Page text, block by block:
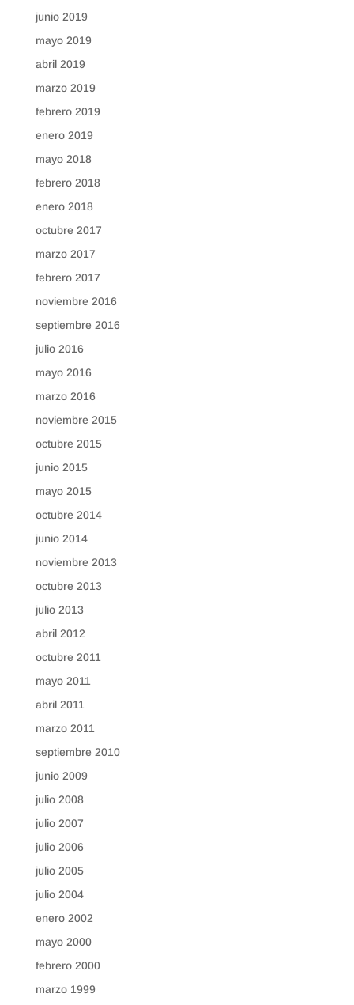
junio 2019
mayo 2019
abril 2019
marzo 2019
febrero 2019
enero 2019
mayo 2018
febrero 2018
enero 2018
octubre 2017
marzo 2017
febrero 2017
noviembre 2016
septiembre 2016
julio 2016
mayo 2016
marzo 2016
noviembre 2015
octubre 2015
junio 2015
mayo 2015
octubre 2014
junio 2014
noviembre 2013
octubre 2013
julio 2013
abril 2012
octubre 2011
mayo 2011
abril 2011
marzo 2011
septiembre 2010
junio 2009
julio 2008
julio 2007
julio 2006
julio 2005
julio 2004
enero 2002
mayo 2000
febrero 2000
marzo 1999